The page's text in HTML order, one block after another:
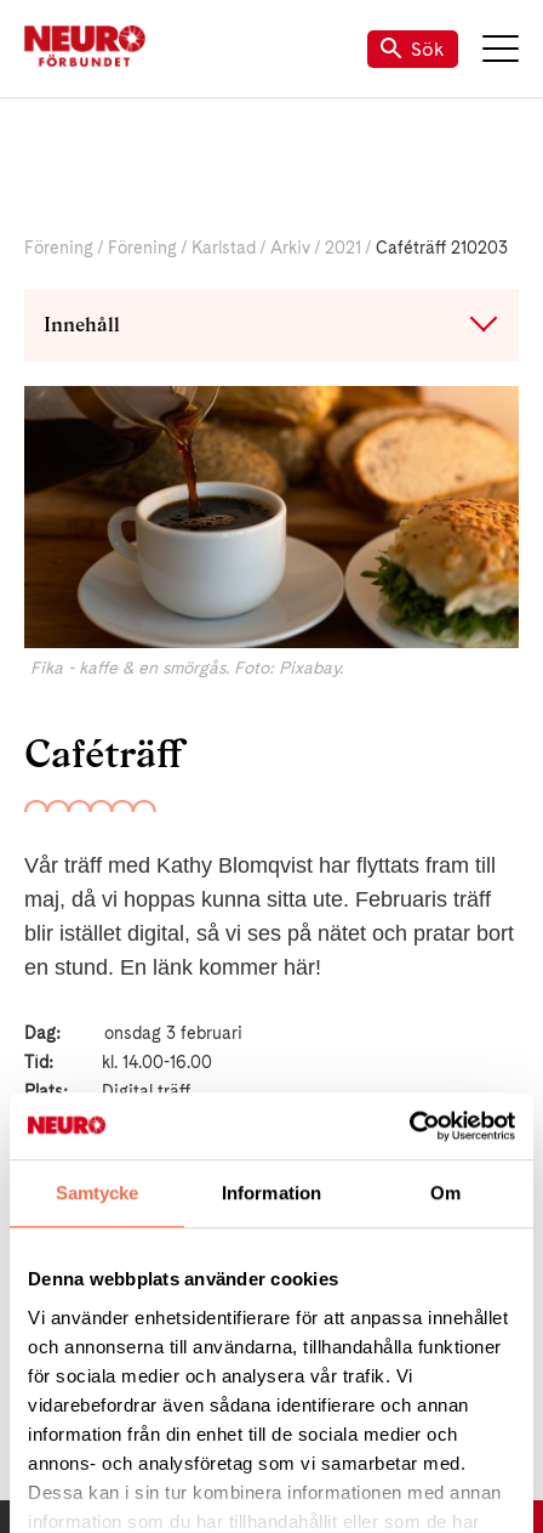
Samtycke Information Om
Denna webbplats använder cookies
Vi använder enhetsidentifierare för att anpassa innehållet
och annonserna till användarna, tillhandahålla funktioner
för sociala medier och analysera vår trafik. Vi
vidarebefordrar även sådana identifierare och annan
information från din enhet till de sociala medier och
annons- och analysföretag som vi samarbetar med.
Dessa kan i sin tur kombinera informationen med annan
information som du har tillhandahållit eller som de har
Till vår Facebook-sida
Sök
Förening Förening Karlstad Arkiv 2021 Caféträff 210203
Innehåll
Fika - kaffe & en smörgås. Foto: Pixabay.
Caféträff
Vår träff med Kathy Blomqvist har flyttats fram till
maj, då vi hoppas kunna sitta ute. Februaris träff
blir istället digital, så vi ses på nätet och pratar bort
en stund. En länk kommer här!
Dag: onsdag 3 februari
Tid: kl. 14.00-16.00
Plats: Digital träff
Anmälan till kansliet på tel. 054-18 92 54 alt e-post
karlstad@neuro.se senast 1/2
Anslut på din dator eller mobilapp
Klicka här för att delta i mötet.
Tipsa